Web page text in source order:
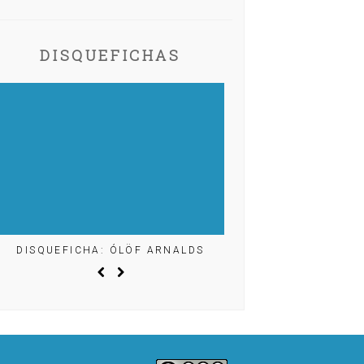
DISQUEFICHAS
DISQUEFICHA: ÓLÖF ARNALDS